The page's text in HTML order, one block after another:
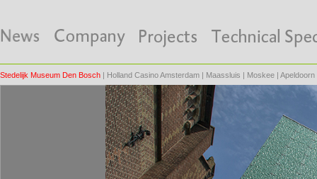
Stedelijk Museum Den Bosch | Holland Casino Amsterdam | Maassluis | Moskee | Apeldoorn